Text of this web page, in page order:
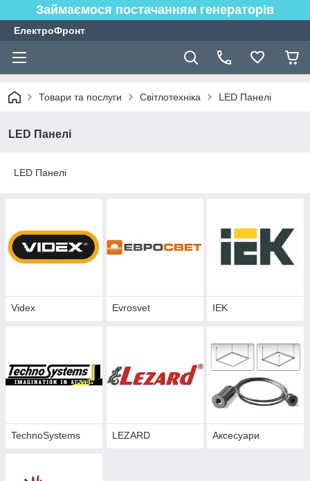
Займаємося постачанням генераторів
ЕлектроФронт
Товари та послуги Світлотехніка LED Панелі
LED Панелі
LED Панелі
Videx Evrosvet IEK
TechnoSystems LEZARD Аксесуари